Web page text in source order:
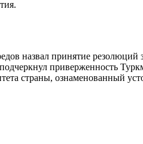
назвал принятие
приверженность
страны, ознаменованный